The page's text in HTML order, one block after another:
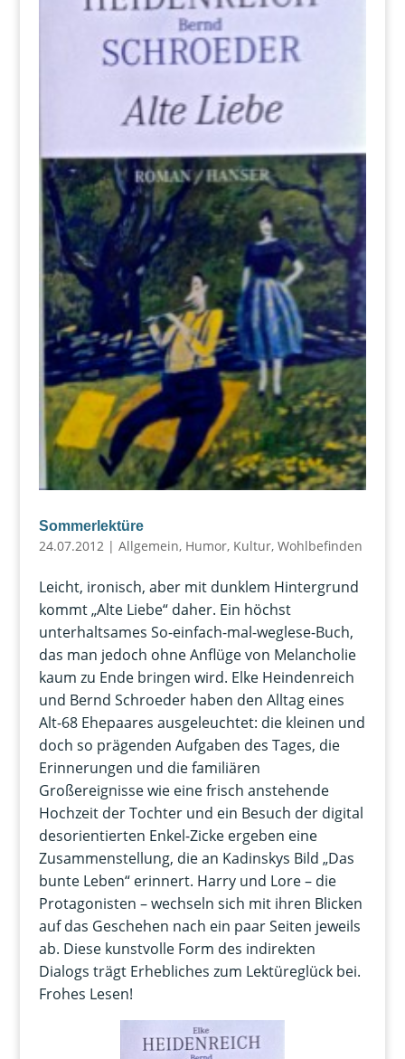
Sommerlektüre
24.07.2012| Allgemein, Humor, Kultur, Wohlbefinden
Leicht, ironisch, aber mit dunklem Hintergrund
kommt „Alte Liebe“ daher. Ein höchst
unterhaltsames So-einfach-mal-weglese-Buch,
das man jedoch ohne Anflüge von Melancholie
kaum zu Ende bringen wird. Elke Heindenreich
und Bernd Schroeder haben den Alltag eines
Alt-68 Ehepaares ausgeleuchtet: die kleinen und
doch so prägenden Aufgaben des Tages, die
Erinnerungen und die familiären
Großereignisse wie eine frisch anstehende
Hochzeit der Tochter und ein Besuch der digital
desorientierten Enkel-Zicke ergeben eine
Zusammenstellung, die an Kadinskys Bild „Das
bunte Leben“ erinnert. Harry und Lore – die
Protagonisten – wechseln sich mit ihren Blicken
auf das Geschehen nach ein paar Seiten jeweils
ab. Diese kunstvolle Form des indirekten
Dialogs trägt Erhebliches zum Lektüreglück bei.
Frohes Lesen!